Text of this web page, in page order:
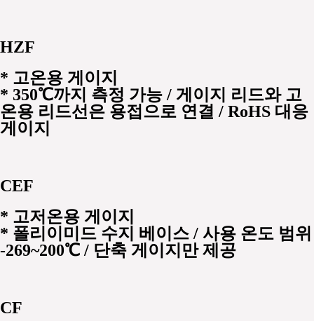
HZF
* 고온용 게이지
* 350℃까지 측정 가능 / 게이지 리드와 고
온용 리드선은 용접으로 연결 / RoHS 대응
게이지
CEF
* 고저온용 게이지
* 폴리이미드 수지 베이스 / 사용 온도 범위
-269~200℃ / 단축 게이지만 제공
CF